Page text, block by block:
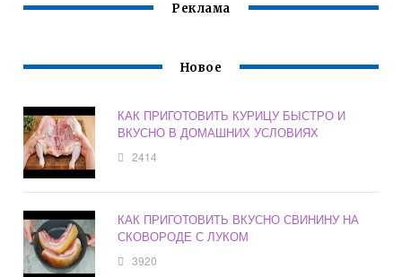
Реклама
Новое
КАК ПРИГОТОВИТЬ КУРИЦУ БЫСТРО И
ВКУСНО В ДОМАШНИХ УСЛОВИЯХ
2414
КАК ПРИГОТОВИТЬ ВКУСНО СВИНИНУ НА
СКОВОРОДЕ С ЛУКОМ
3920